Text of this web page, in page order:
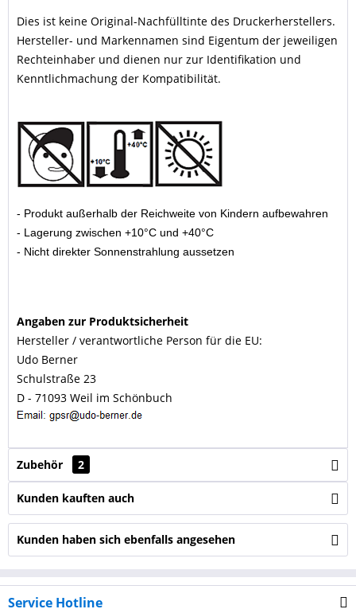
Dies ist keine Original-Nachfülltinte des Druckerherstellers.
Hersteller- und Markennamen sind Eigentum der jeweiligen
Rechteinhaber und dienen nur zur Identifikation und
Kenntlichmachung der Kompatibilität.
- Produkt außerhalb der Reichweite von Kindern aufbewahren
- Lagerung zwischen +10°C und +40°C
- Nicht direkter Sonnenstrahlung aussetzen
Angaben zur Produktsicherheit
Hersteller / verantwortliche Person für die EU:
Udo Berner
Schulstraße 23
D - 71093 Weil im Schönbuch
Zubehör 2
Kunden kauften auch
Kunden haben sich ebenfalls angesehen
Service Hotline